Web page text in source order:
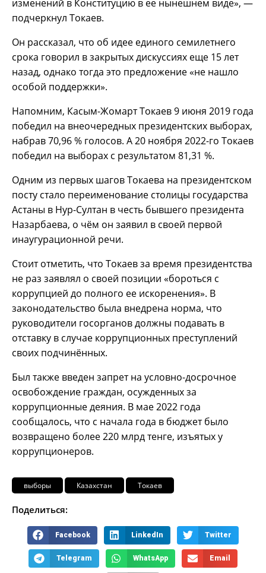
изменений в Конституцию в ее нынешнем виде», —
подчеркнул Токаев.
Он рассказал, что об идее единого семилетнего
срока говорил в закрытых дискуссиях еще 15 лет
назад, однако тогда это предложение «не нашло
особой поддержки».
Напомним, Касым-Жомарт Токаев 9 июня 2019 года
победил на внеочередных президентских выборах,
набрав 70,96 % голосов. А 20 ноября 2022-го Токаев
победил на выборах с результатом 81,31 %.
Одним из первых шагов Токаева на президентском
посту стало переименование столицы государства
Астаны в Нур-Султан в честь бывшего президента
Назарбаева, о чём он заявил в своей первой
инаугурационной речи.
Стоит отметить, что Токаев за время президентства
не раз заявлял о своей позиции «бороться с
коррупцией до полного ее искоренения». В
законодательство была внедрена норма, что
руководители госорганов должны подавать в
отставку в случае коррупционных преступлений
своих подчинённых.
Был также введен запрет на условно-досрочное
освобождение граждан, осужденных за
коррупционные деяния. В мае 2022 года
сообщалось, что с начала года в бюджет было
возвращено более 220 млрд тенге, изъятых у
коррупционеров.
выборы Казахстан Токаев
Поделиться:
Facebook LinkedIn Twitter
Telegram WhatsApp Email